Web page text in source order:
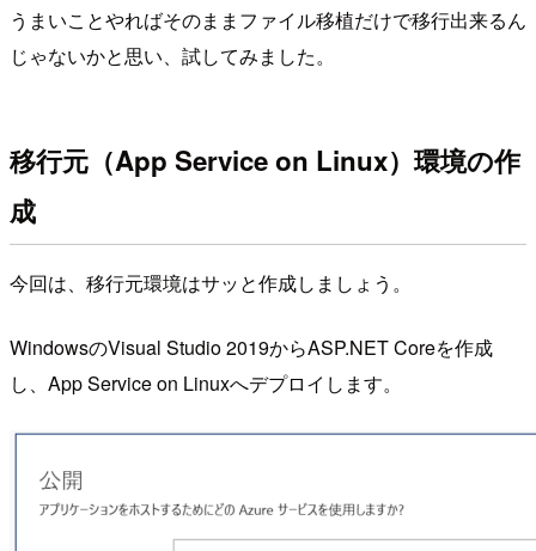
うまいことやればそのままファイル移植だけで移行出来るん
じゃないかと思い、試してみました。
移行元（App Service on Linux）環境の作
成
今回は、移行元環境はサッと作成しましょう。
WindowsのVisual Studio 2019からASP.NET Coreを作成
し、App Service on Linuxへデプロイします。